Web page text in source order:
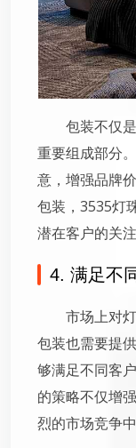
包装不仅
重要组成部分
意，增强品牌
包装，3535灯
潜在客户的关注
4. 满足不
市场上对
包装也需要提
够满足不同客
的策略不仅增
烈的市场竞争